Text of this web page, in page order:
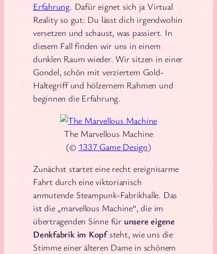
Erfahrung. Dafür eignet sich ja Virtual
Reality so gut: Du lässt dich irgendwohin
versetzen und schaust, was passiert. In
diesem Fall finden wir uns in einem
dunklen Raum wieder. Wir sitzen in einer
Gondel, schön mit verziertem Gold-
Haltegriff und hölzernem Rahmen und
beginnen die Erfahrung.
The Marvellous Machine
(© 1337 Game Design)
Zunächst startet eine recht ereignisarme
Fahrt durch eine viktorianisch
anmutende Steampunk-Fabrikhalle. Das
ist die „marvellous Machine“, die im
übertragenden Sinne für unsere eigene
Denkfabrik im Kopfsteht, wie uns die
Stimme einer älteren Dame in schönem